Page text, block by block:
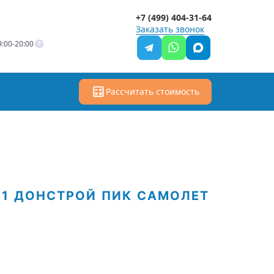
20:00
Заказать звонок
+7 (499) 404-31-64
Рассчитать стоимость
ДОНСТРОЙ ПИК САМОЛЕТ